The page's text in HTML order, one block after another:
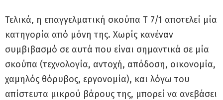
Τελικά, η επαγγελματική σκούπα T 7/1 αποτελεί μία
κατηγορία από μόνη της. Χωρίς κανέναν
συμβιβασμό σε αυτά που είναι σημαντικά σε μία
σκούπα (τεχνολογία, αντοχή, απόδοση, οικονομία,
χαμηλός θόρυβος, εργονομία), και λόγω του
απίστευτα μικρού βάρους της, μπορεί να ανεβάσει